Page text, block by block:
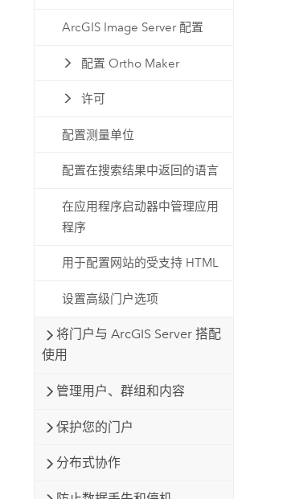
ArcGIS Image Server 配置
配置 Ortho Maker
许可
配置测量单位
配置在搜索结果中返回的语言
在应用程序启动器中管理应用
程序
用于配置网站的受支持 HTML
设置高级门户选项
将门户与 ArcGIS Server 搭配
使用
管理用户、群组和内容
保护您的门户
分布式协作